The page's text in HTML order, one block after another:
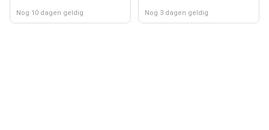
Nog 10 dagen geldig Nog 3 dagen geldig